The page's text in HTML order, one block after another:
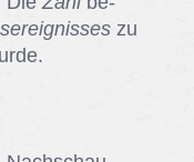
zu